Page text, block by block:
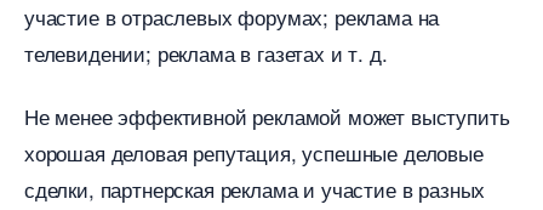
участие в отраслевых форумах; реклама на
телевидении; реклама в газетах и т. д.
Не менее эффективной рекламой может выступить
хорошая деловая репутация, успешные деловые
сделки, партнерская реклама и участие в разных